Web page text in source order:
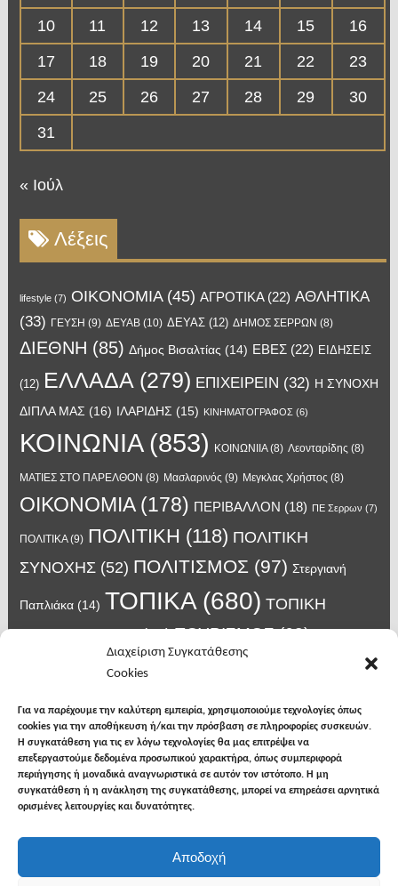
Διαχείριση Συγκατάθεσης
Cookies
Για να παρέχουμε την καλύτερη εμπειρία, χρησιμοποιούμε τεχνολογίες όπως
cookies για την αποθήκευση ή/και την πρόσβαση σε πληροφορίες συσκευών.
Η συγκατάθεση για τις εν λόγω τεχνολογίες θα μας επιτρέψει να
επεξεργαστούμε δεδομένα προσωπικού χαρακτήρα, όπως συμπεριφορά
περιήγησης ή μοναδικά αναγνωριστικά σε αυτόν τον ιστότοπο. Η μη
συγκατάθεση ή η ανάκληση της συγκατάθεσης, μπορεί να επηρεάσει αρνητικά
ορισμένες λειτουργίες και δυνατότητες.
Αποδοχή
10
11 12 13 14 15
16
17
18 19 20 21 22
23
24
25 26 27 28 29
30
31
« Ιούλ
Λέξεις
lifestyle(7) OIKONOMIA(45) ΑΓΡΟΤΙΚΑ(22) ΑΘΛΗΤΙΚΑ
(33) ΓΕΥΣΗ (9) ΔΕΥΑΒ(10) ΔΕΥΑΣ(12) ΔΗΜΟΣ ΣΕΡΡΩΝ (8)
ΔΙΕΘΝΗ (85) Δήμος Βισαλτίας (14) ΕΒΕΣ(22) ΕΙΔΗΣΕΙΣ
(12) ΕΛΛΑΔΑ(279) ΕΠΙΧΕΙΡΕΙΝ (32) Η ΣΥΝΟΧΗ
ΔΙΠΛΑ ΜΑΣ (16) ΙΛΑΡΙΔΗΣ (15) ΚΙΝΗΜΑΤΟΓΡΑΦΟΣ (6)
ΚΟΙΝΩΝΙΑ(853) ΚΟΙΝΩΝΙΙΑ(8) Λεονταρίδης (8)
ΜΑΤΙΕΣ ΣΤΟ ΠΑΡΕΛΘΟΝ (8) Μασλαρινός (9) Μεγκλας Χρήστος (8)
ΟΙΚΟΝΟΜΙΑ(178) ΠΕΡΙΒΑΛΛΟΝ (18) ΠΕ Σερρων (7)
ΠΟΛΙΤΙΚΑ(9) ΠΟΛΙΤΙΚΗ (118) ΠΟΛΙΤΙΚΗ
ΣΥΝΟΧΗΣ(52) ΠΟΛΙΤΙΣΜΟΣ (97) Στεργιανή
Παπλιάκα(14) ΤΟΠΙΚΑ(680) ΤΟΠΙΚΗ
ΑΥΤΟΔΙΟΙΚΗΣΗ(45) ΤΟΥΡΙΣΜΟΣ(63)
(14) Χατζηβασιλειου
κρούσματα κορονοϊού(18) λαϊκή Νιγρίτας(13) νοσοκομείο Σερρών
σπυροπουλος(7) υγεια(148)